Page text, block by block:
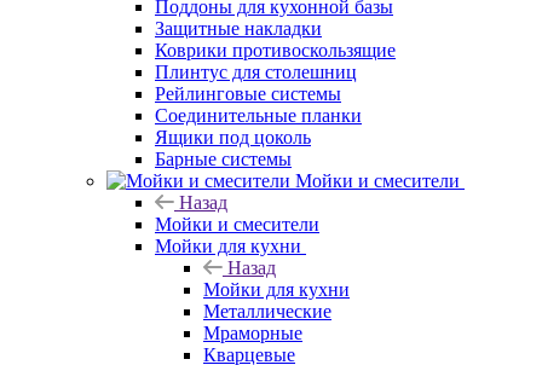
Поддоны для кухонной базы
Защитные накладки
Коврики противоскользящие
Плинтус для столешниц
Рейлинговые системы
Соединительные планки
Ящики под цоколь
Барные системы
Мойки и смесители
Назад
Мойки и смесители
Мойки для кухни
Назад
Мойки для кухни
Металлические
Мраморные
Кварцевые